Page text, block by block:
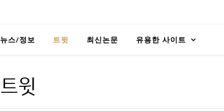
뉴스/정보 트윗 최신논문 유용한 사이트
트윗